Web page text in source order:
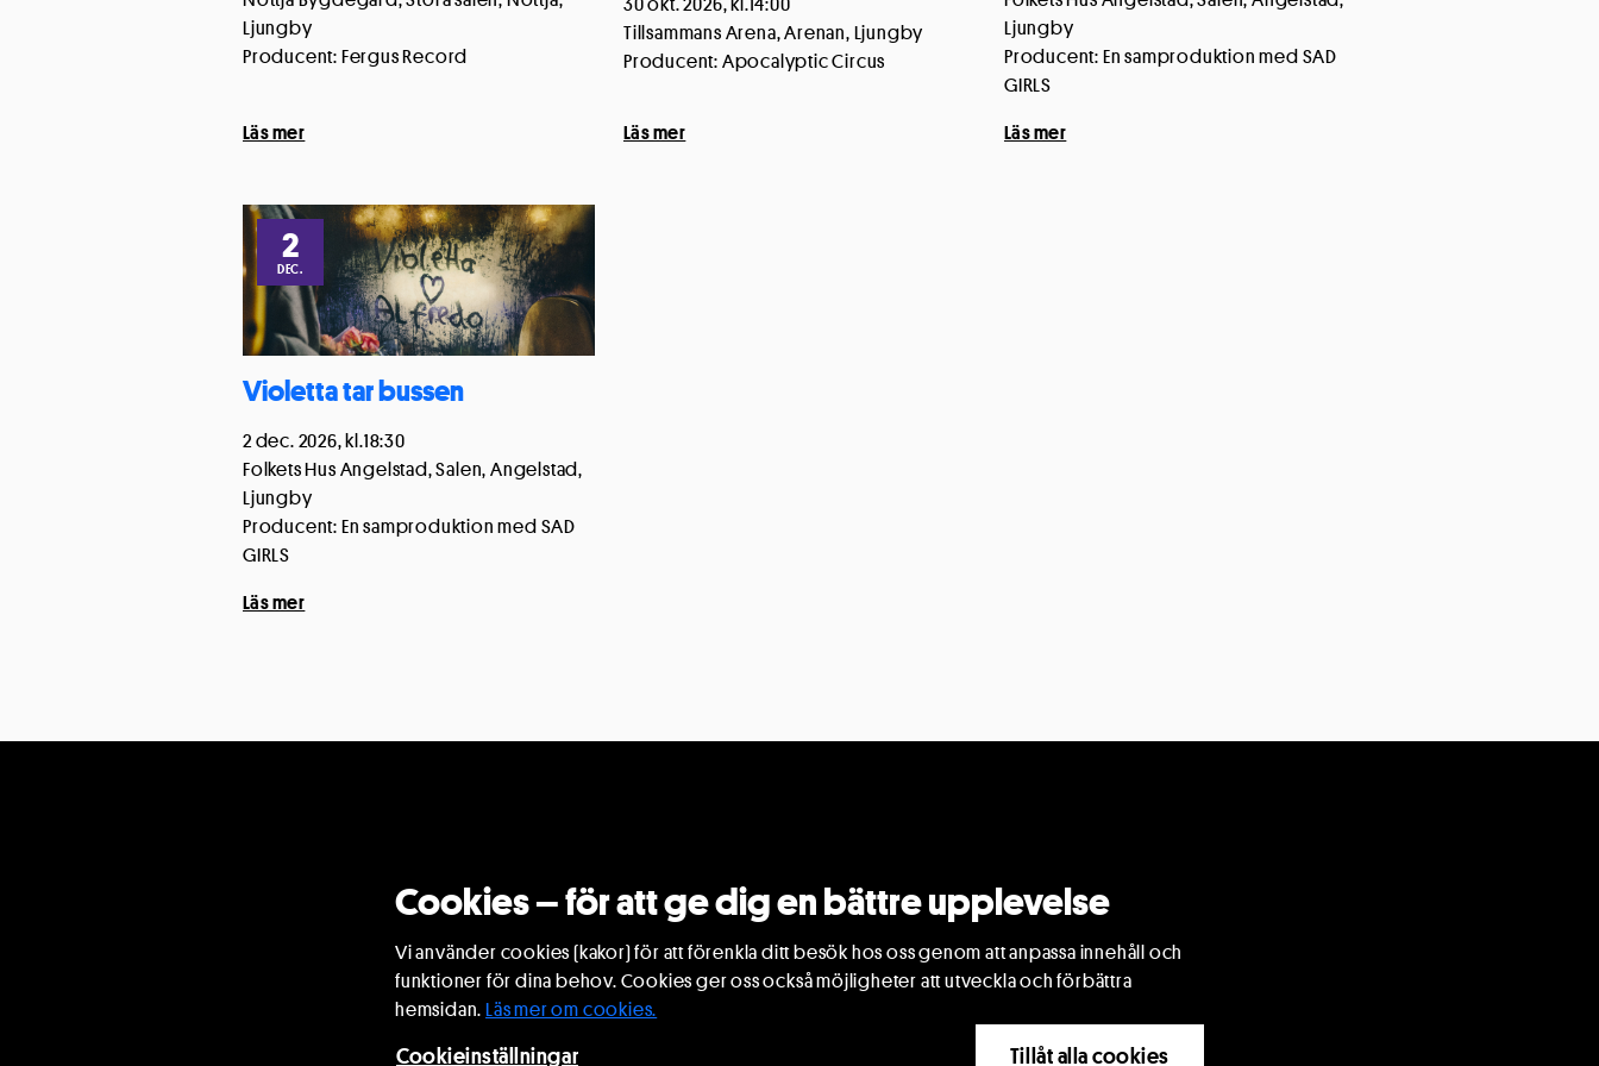
Ljungby
Producent: Fergus Record
Läs mer
Tillsammans Arena, Arenan, Ljungby
Producent: Apocalyptic Circus
Läs mer
Ljungby
Producent: En samproduktion med SAD
GIRLS
Läs mer
2
DEC.
Violetta tar bussen
2 dec. 2026, kl.18:30
Folkets Hus Angelstad, Salen, Angelstad,
Ljungby
Producent: En samproduktion med SAD
GIRLS
Läs mer
Bli medlem i Riksteatern
Ljungby
Medlemskapet ger dig inte bara tillgång till scenkonst på din ort och